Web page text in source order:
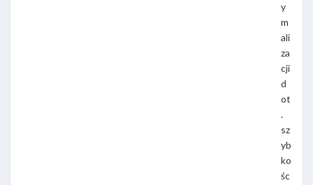
y
m
ali
za
cji
d
ot
.
sz
yb
ko
śc